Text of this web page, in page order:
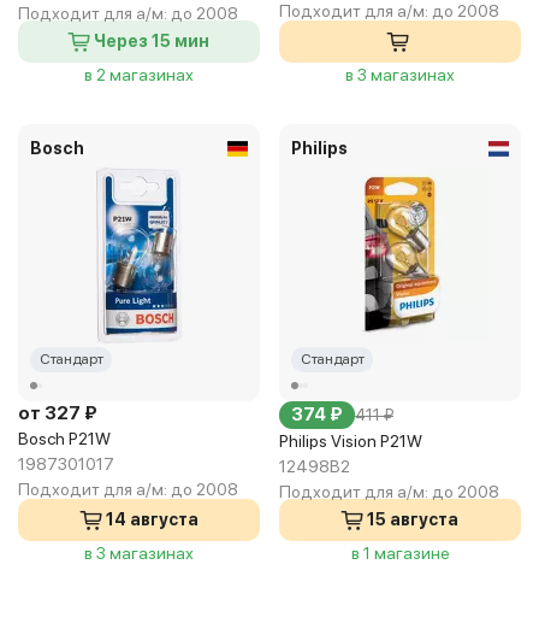
Подходит для а/м: до 2008
Через 15 мин
в 2 магазинах
Подходит для а/м: до 2008
в 3 магазинах
Bosch
Стандарт
от 327 ₽
Bosch P21W
1987301017
Подходит для а/м: до 2008
14 августа
в 3 магазинах
Philips
Стандарт
374 ₽ 411 ₽
Philips Vision P21W
12498B2
Подходит для а/м: до 2008
15 августа
в 1 магазине